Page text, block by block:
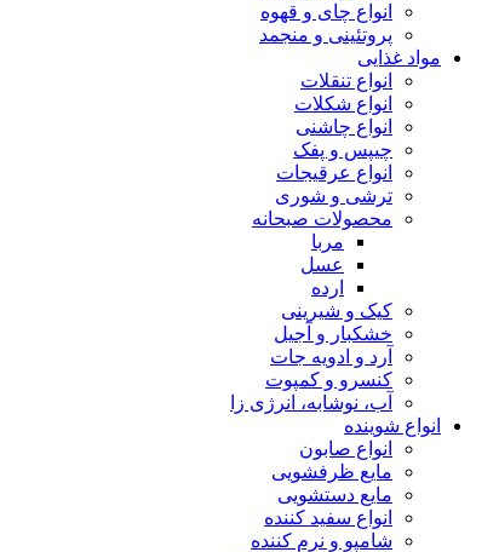
انواع چای و قهوه
پروتئینی و منجمد
مواد غذایی
انواع تنقلات
انواع شکلات
انواع چاشنی
چیپس و پفک
انواع عرقیجات
ترشی و شوری
محصولات صبحانه
مربا
عسل
ارده
کیک و شیرینی
خشکبار و آجیل
آرد و ادویه جات
کنسرو و کمپوت
آب، نوشابه، انرژی زا
انواع شوینده
انواع صابون
مایع ظرفشویی
مایع دستشویی
انواع سفید کننده
شامپو و نرم کننده